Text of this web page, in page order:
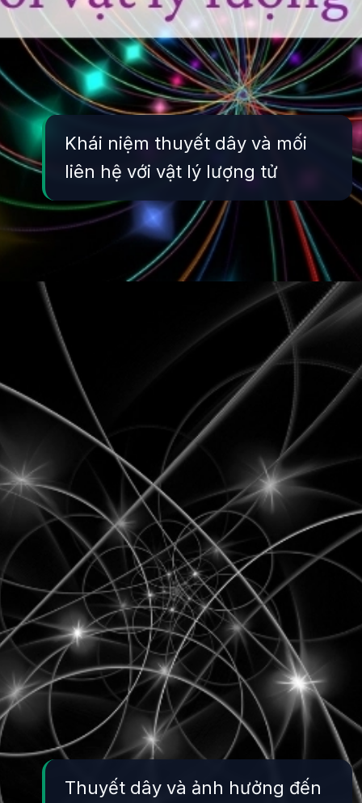
Khái niệm thuyết dây và mối
liên hệ với vật lý lượng tử
Đang mở https://yeukhoahoc.edu.vn/thuyet-day
Thuyết dây và ảnh hưởng đến